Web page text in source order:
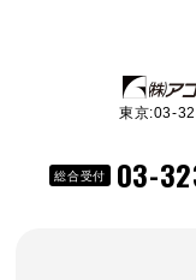
東京:03-
総合受付 03-